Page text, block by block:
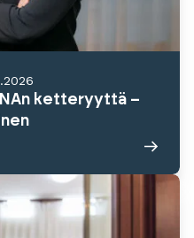
ketteryyttä –